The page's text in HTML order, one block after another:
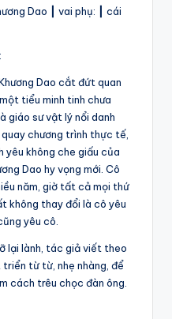
Dao ┃ vai phụ: ┃ cái
Dao cắt đứt quan
tiểu minh tinh chưa
giáo sư vật lý nổi danh
chương trình thực tế,
yêu không che giấu của
Dao hy vọng mới. Cô
năm, giờ tất cả mọi thứ
không thay đổi là cô yêu
yêu cô.
lại lành, tác giả viết theo
từ từ, nhẹ nhàng, để
cách trêu chọc đàn ông.